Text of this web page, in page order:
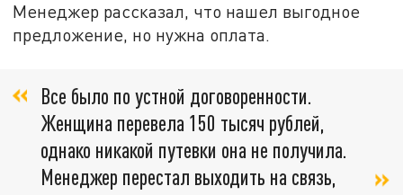
Менеджер рассказал, что нашел выгодное
предложение, но нужна оплата.
Все было по устной договоренности.
Женщина перевела 150 тысяч рублей,
однако никакой путевки она не получила.
Менеджер перестал выходить на связь,